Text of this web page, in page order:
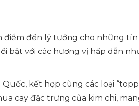
điểm đến lý tưởng cho những tín
bật với các hương vị hấp dẫn
kết hợp cùng các loại
cay đặc trưng của kim chi,